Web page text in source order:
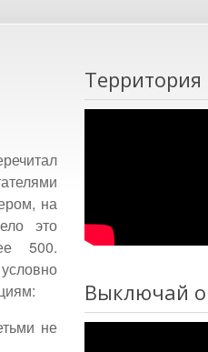
на
это
500.
не
Выключай